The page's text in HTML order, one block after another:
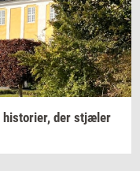
hi­sto­ri­er, der stjæ­ler